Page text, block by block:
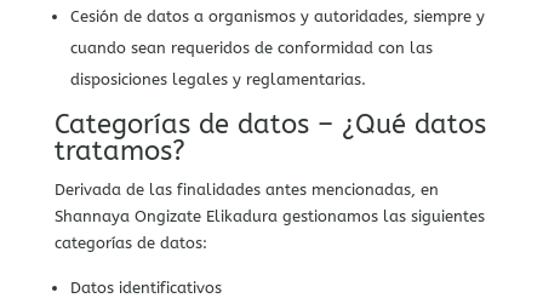
Cesión de datos a organismos y autoridades, siempre y
cuando sean requeridos de conformidad con las
disposiciones legales y reglamentarias.
Categorías de datos – ¿Qué datos
tratamos?
Derivada de las finalidades antes mencionadas, en
Shannaya Ongizate Elikadura gestionamos las siguientes
categorías de datos:
Datos identificativos